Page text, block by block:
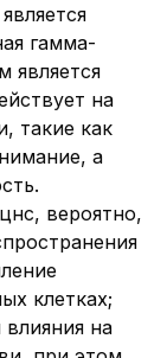
гамма-
является
на
такие как
а
вероятно,
клетках;
на